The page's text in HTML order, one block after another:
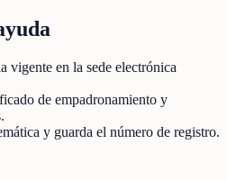
vigente en la sede electrónica
de empadronamiento y
y guarda el número de registro.